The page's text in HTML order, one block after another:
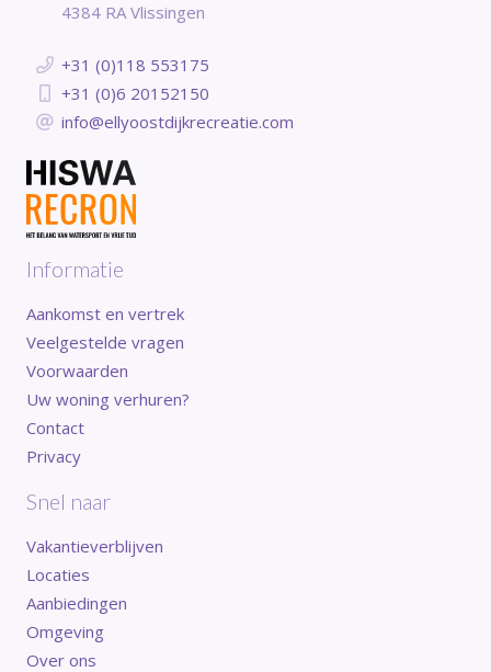
4384 RA Vlissingen
+31 (0)118 553175
+31 (0)6 20152150
info@ellyoostdijkrecreatie.com
Informatie
Aankomst en vertrek
Veelgestelde vragen
Voorwaarden
Uw woning verhuren?
Contact
Privacy
Snel naar
Vakantieverblijven
Locaties
Aanbiedingen
Omgeving
Over ons